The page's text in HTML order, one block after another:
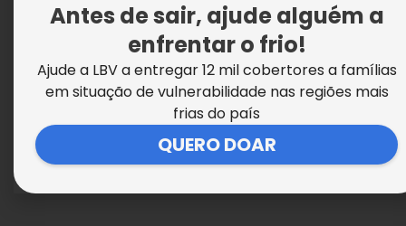
Antes de sair, ajude alguém a
enfrentar o frio!
Ajude a LBV a entregar 12 mil cobertores a famílias
em situação de vulnerabilidade nas regiões mais
frias do país
QUERO DOAR